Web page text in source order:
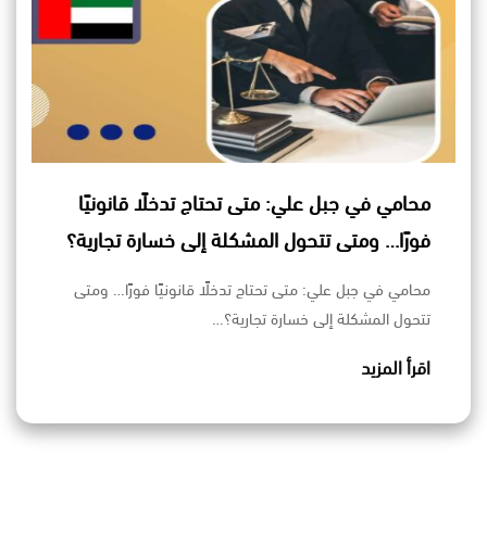
محامي في جبل علي: متى تحتاج تدخلًا قانونيًا
فورًا… ومتى تتحول المشكلة إلى خسارة تجارية؟
محامي في جبل علي: متى تحتاج تدخلًا قانونيًا فورًا… ومتى
تتحول المشكلة إلى خسارة تجارية؟…
اقرأ المزيد